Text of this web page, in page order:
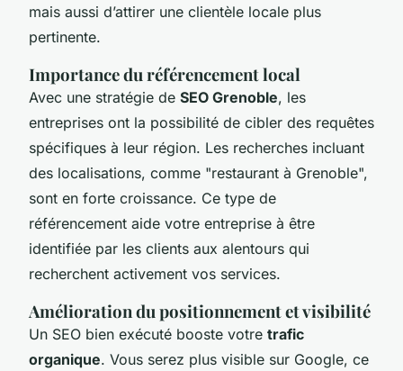
mais aussi d’attirer une clientèle locale plus
pertinente.
Importance du référencement local
Avec une stratégie de SEO Grenoble, les
entreprises ont la possibilité de cibler des requêtes
spécifiques à leur région. Les recherches incluant
des localisations, comme "restaurant à Grenoble",
sont en forte croissance. Ce type de
référencement aide votre entreprise à être
identifiée par les clients aux alentours qui
recherchent activement vos services.
Amélioration du positionnement et visibilité
Un SEO bien exécuté booste votre trafic
organique. Vous serez plus visible sur Google, ce